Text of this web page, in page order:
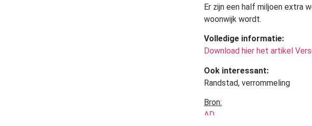
Er zijn een half miljoen extra
woonwijk wordt.
Volledige informatie:
Download hier het artikel
Ook interessant:
Randstad, verrommeling
Bron:
AD